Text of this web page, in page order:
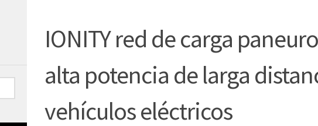
IONITY red de carga
alta potencia de larga
vehículos eléctricos